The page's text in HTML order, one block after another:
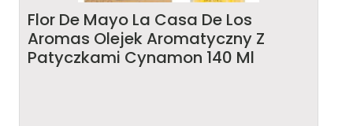
Flor De Mayo La Casa De Los
Aromas Olejek Aromatyczny Z
Patyczkami Cynamon 140 Ml